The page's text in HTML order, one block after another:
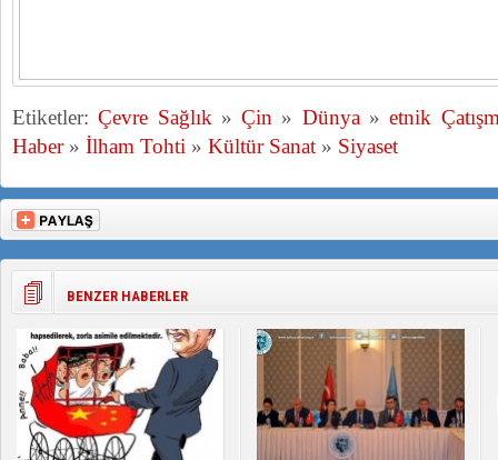
Etiketler:Çevre Sağlık »Çin » Dünya»etnik
Haber» İlham Tohti » Kültür Sanat » Siyaset
BENZER HABERLER